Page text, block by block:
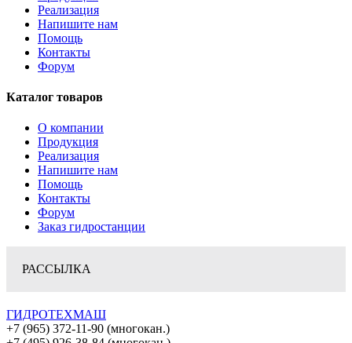
Реализация
Напишите нам
Помощь
Контакты
Форум
Каталог товаров
О компании
Продукция
Реализация
Напишите нам
Помощь
Контакты
Форум
Заказ гидростанции
РАССЫЛКА
ГИДРОТЕХМАШ
+7 (965) 372-11-90 (многокан.)